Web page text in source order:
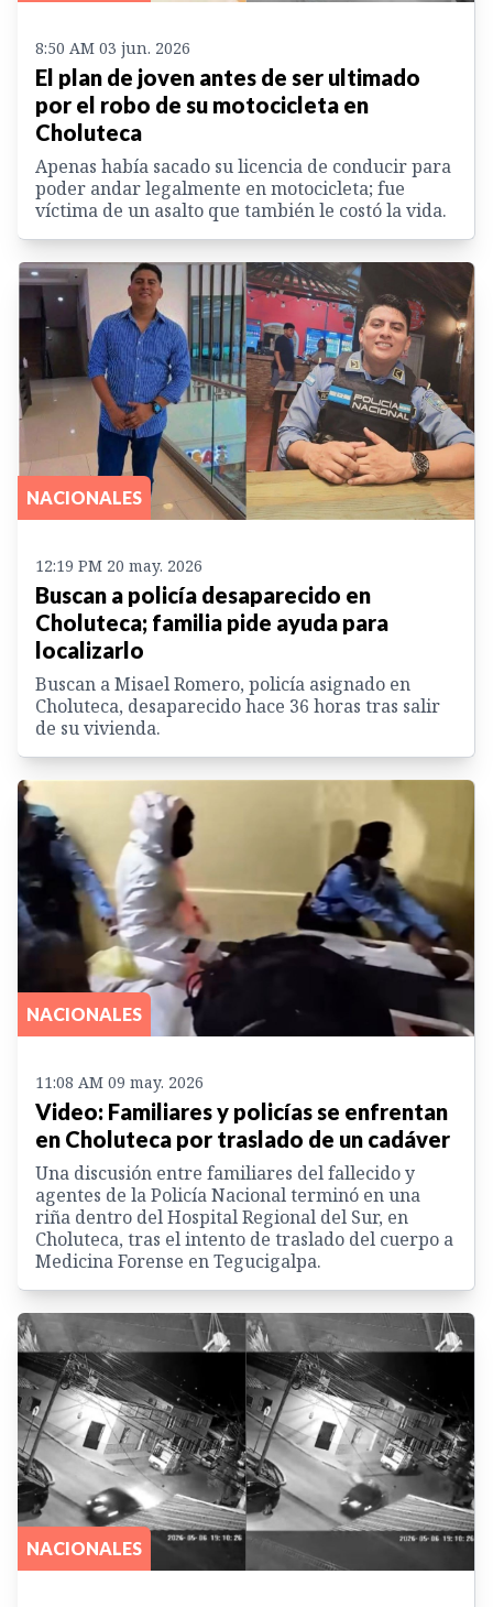
8:50 AM 03 jun. 2026
El plan de joven antes de ser ultimado
por el robo de su motocicleta en
Choluteca
Apenas había sacado su licencia de conducir para
poder andar legalmente en motocicleta; fue
víctima de un asalto que también le costó la vida.
NACIONALES
12:19 PM 20 may. 2026
Buscan a policía desaparecido en
Choluteca; familia pide ayuda para
localizarlo
Buscan a Misael Romero, policía asignado en
Choluteca, desaparecido hace 36 horas tras salir
de su vivienda.
NACIONALES
11:08 AM 09 may. 2026
Video: Familiares y policías se enfrentan
en Choluteca por traslado de un cadáver
Una discusión entre familiares del fallecido y
agentes de la Policía Nacional terminó en una
riña dentro del Hospital Regional del Sur, en
Choluteca, tras el intento de traslado del cuerpo a
Medicina Forense en Tegucigalpa.
NACIONALES